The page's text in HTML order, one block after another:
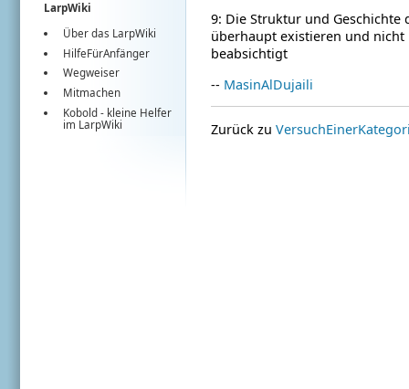
LarpWiki
Über das LarpWiki
HilfeFürAnfänger
Wegweiser
Mitmachen
Kobold - kleine Helfer
im LarpWiki
9: Die Struktur und Geschichte
überhaupt existieren und
beabsichtigt
-- MasinAlDujaili
Zurück zu